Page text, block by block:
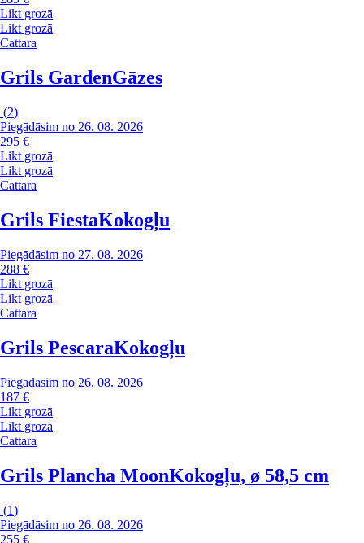
Likt grozā
Likt grozā
Cattara
Grils GardenGāzes
(2)
Piegādāsim no 26. 08. 2026
295 €
Likt grozā
Likt grozā
Cattara
Grils FiestaKokogļu
Piegādāsim no 27. 08. 2026
288 €
Likt grozā
Likt grozā
Cattara
Grils PescaraKokogļu
Piegādāsim no 26. 08. 2026
187 €
Likt grozā
Likt grozā
Cattara
Grils Plancha MoonKokogļu, ø 58,5 cm
(1)
Piegādāsim no 26. 08. 2026
255 €